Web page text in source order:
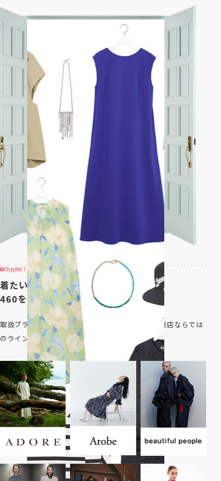
Chapter.1
着たい服がきっと見つかる
460を超えるデザイナーブランド
取扱ブランドは全て正規の取扱許可を受けた、百貨店ならでは
のラインナップです。